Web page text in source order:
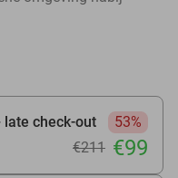
late check-out
53%
€211 €99